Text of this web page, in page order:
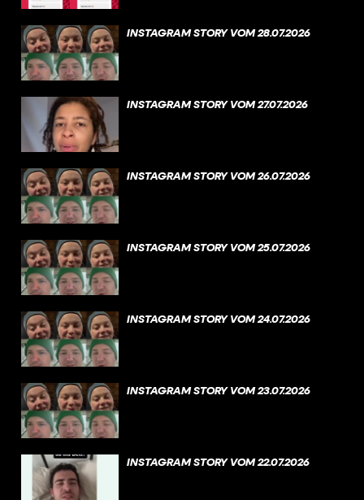
INSTAGRAM STORY VOM 28.07.2026
INSTAGRAM STORY VOM 27.07.2026
INSTAGRAM STORY VOM 26.07.2026
INSTAGRAM STORY VOM 25.07.2026
INSTAGRAM STORY VOM 24.07.2026
INSTAGRAM STORY VOM 23.07.2026
INSTAGRAM STORY VOM 22.07.2026